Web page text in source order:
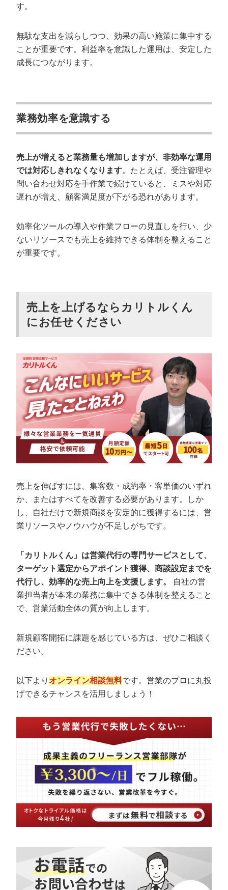
会社概要資料をダウンロー
ドする
す。
無駄な支出を減らしつつ、効果の高い施策に集中する
ことが重要です。利益率を意識した運用は、安定した
成長につながります。
業務効率を意識する
売上が増えると業務量も増加しますが、非効率な運用
では対応しきれなくなります。たとえば、受注管理や
問い合わせ対応を手作業で続けていると、ミスや対応
遅れが増え、顧客満足度が下がる恐れがあります。
効率化ツールの導入や作業フローの見直しを行い、少
ないリソースでも売上を維持できる体制を整えること
が重要です。
売上を上げるならカリトルくん
にお任せください
売上を伸ばすには、集客数・成約率・客単価のいずれ
か、またはすべてを改善する必要があります。しか
し、自社だけで新規商談を安定的に獲得するには、営
業リソースやノウハウが不足しがちです。
「カリトルくん」は営業代行の専門サービスとして、
ターゲット選定からアポイント獲得、商談設定までを
代行し、効率的な売上向上を支援します。
自社の営
業担当者が本来の業務に集中できる体制を整えること
で、営業活動全体の質が向上します。
新規顧客開拓に課題を感じている方は、ぜひご相談く
ださい。
以下より オンライン相談無料です。営業のプロに丸投
げできるチャンスを活用しましょう！